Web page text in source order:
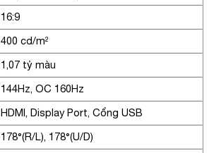
16:9
400 cd/m²
1,07 tỷ màu
144Hz, OC 160Hz
HDMI, Display Port, Cổng USB
178°(R/L), 178°(U/D)